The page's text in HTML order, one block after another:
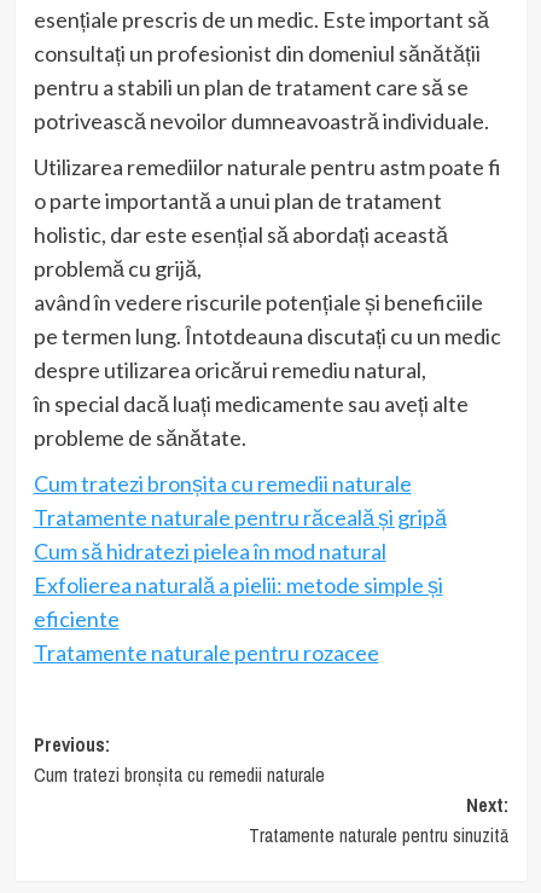
esențiale prescris de un medic. Este important să
consultați un profesionist din domeniul sănătății
pentru a stabili un plan de tratament care să se
potrivească nevoilor dumneavoastră individuale.
Utilizarea remediilor naturale pentru astm poate fi
o parte importantă a unui plan de tratament
holistic, dar este esențial să abordați această
problemă cu grijă,
având în vedere riscurile potențiale și beneficiile
pe termen lung. Întotdeauna discutați cu un medic
despre utilizarea oricărui remediu natural,
în special dacă luați medicamente sau aveți alte
probleme de sănătate.
Cum tratezi bronșita cu remedii naturale
Tratamente naturale pentru răceală și gripă
Cum să hidratezi pielea în mod natural
Exfolierea naturală a pielii: metode simple și
eficiente
Tratamente naturale pentru rozacee
Post
navigation
Previous:
Cum tratezi bronșita cu remedii naturale
Next:
Tratamente naturale pentru sinuzită